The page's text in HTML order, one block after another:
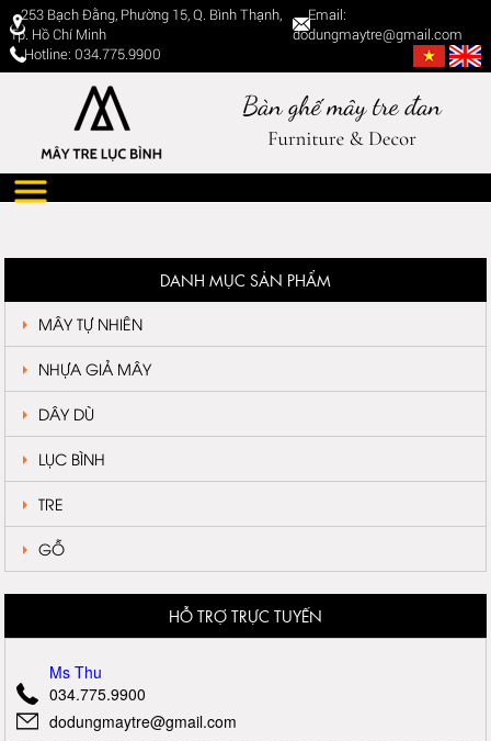
253 Bạch Đằng, Phường 15, Q. Bình Thạnh,
Tp. Hồ Chí Minh
Email:
dodungmaytre@gmail.com
Hotline: 034.775.9900
DANH MỤC SẢN PHẨM
MÂY TỰ NHIÊN
NHỰA GIẢ MÂY
DÂY DÙ
LỤC BÌNH
TRE
GỖ
HỖ TRỢ TRỰC TUYẾN
Ms Thu
034.775.9900
dodungmaytre@gmail.com